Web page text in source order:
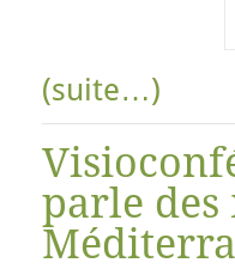
(suite…)
parle